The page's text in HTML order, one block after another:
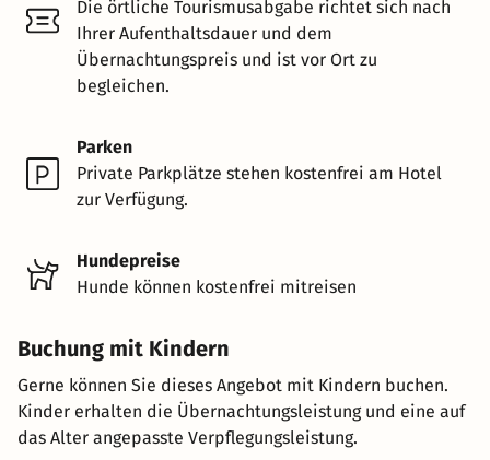
Die örtliche Tourismusabgabe richtet sich nach
Ihrer Aufenthaltsdauer und dem
Übernachtungspreis und ist vor Ort zu
begleichen.
Parken
Private Parkplätze stehen kostenfrei am Hotel
zur Verfügung.
Hundepreise
Hunde können kostenfrei mitreisen
Buchung mit Kindern
Gerne können Sie dieses Angebot mit Kindern buchen.
Kinder erhalten die Übernachtungsleistung und eine auf
das Alter angepasste Verpflegungsleistung.